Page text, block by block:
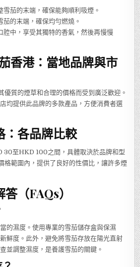
雪茄的末端，確保能夠順利吸煙。
茄的末端，確保均勻燃燒。
腔中，享受其獨特的香氣，然後再慢慢
香港：當地品牌與市
質的煙草和合理的價格而受到廣泛歡迎。
均提供此品牌的多款產品，方便消費者選
：各品牌比較
30至HKD 100之間，具體取決於品牌和型
範圍內，提供了良好的性價比，讓許多煙
（FAQs）
的濕度。使用專業的雪茄儲存盒與保濕
鮮度。此外，避免將雪茄存放在陽光直射
並調整濕度，是養護雪茄的關鍵。